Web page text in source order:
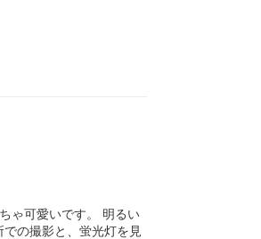
ゃ可愛いです。 明るい
の撮影と、蛍光灯を見